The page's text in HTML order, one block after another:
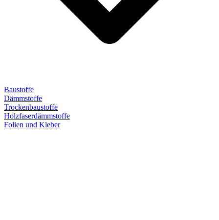
Baustoffe
Dämmstoffe
Trockenbaustoffe
Holzfaserdämmstoffe
Folien und Kleber